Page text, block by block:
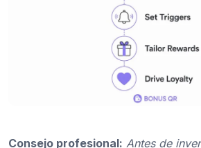
Consejo profesional: Antes de